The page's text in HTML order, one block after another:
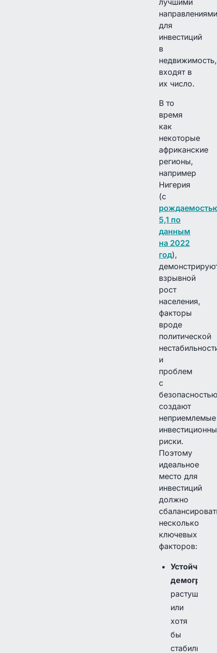
направлениями
для
инвестиций
в
недвижимость,
входят в
их число.
В то
время
как
некоторые
африканские
регионы,
например
Нигерия
(с
5,1 по
данным
на 2022
год),
взрывной
рост
населения,
факторы
вроде
политической
и
проблем
с
безопасностью
создают
неприемлемые
риски.
Поэтому
идеальное
место для
инвестиций
должно
несколько
ключевых
факторов:
Устойчивая
растущее
или
хотя
бы
стабильное